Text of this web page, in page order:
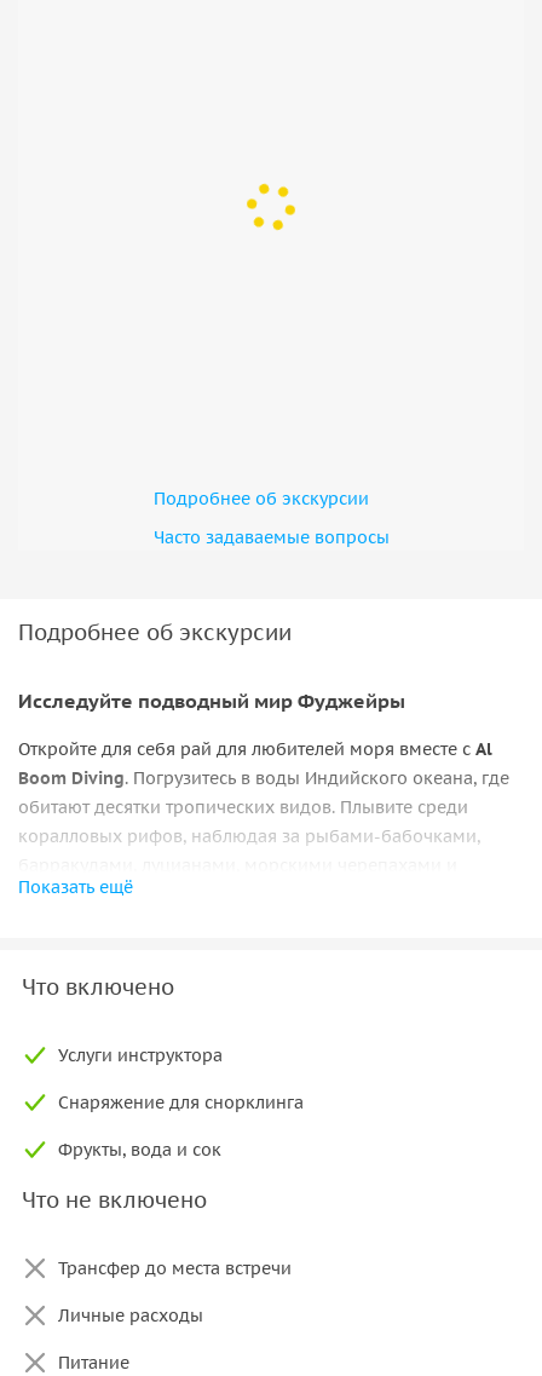
Подробнее об экскурсии
Часто задаваемые вопросы
Подробнее об экскурсии
Исследуйте подводный мир Фуджейры
Откройте для себя рай для любителей моря вместе с Al
Boom Diving. Погрузитесь в воды Индийского океана, где
обитают десятки тропических видов. Плывите среди
коралловых рифов, наблюдая за рыбами-бабочками,
безобидными рифовыми акулами.
Под руководством опытной команды инструкторов вы
подводного путешествия. Вам предоставят всё
и ласты.
Показать ещё
Что включено
Услуги инструктора
Снаряжение для снорклинга
Фрукты, вода и сок
Что не включено
Трансфер до места встречи
Личные расходы
Питание